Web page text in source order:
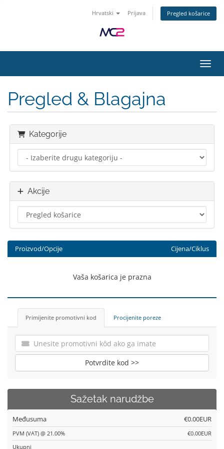
Hrvatski Prijava Pregled košarice
Pregled & Blagajna
Kategorije
Akcije
Proizvod/Opcije Cijena/Ciklus
Vaša košarica je prazna
Primijenite promotivni kod Procijenite poreze
Potvrdite kod >>
Sažetak narudžbe
Međusuma €0.00EUR
PVM (VAT) @ 21.00%
€0.00EUR
Ukupni